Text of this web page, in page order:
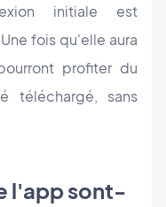
initiale est
fois qu'elle aura
profiter du
téléchargé, sans
l'app sont-